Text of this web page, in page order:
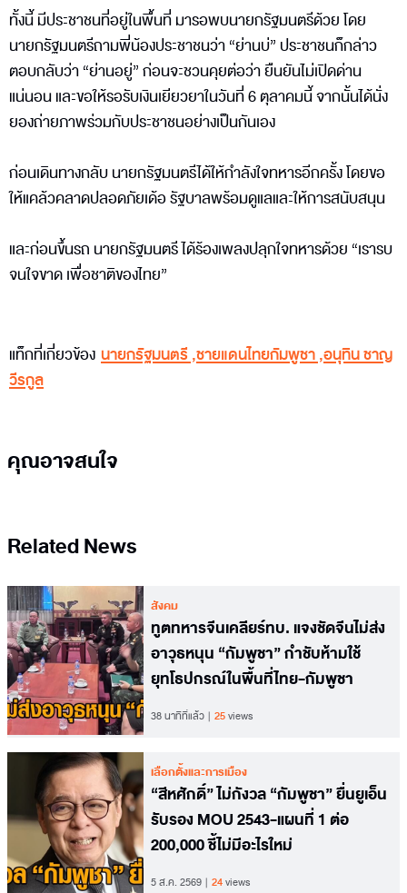
ทั้งนี้ มีประชาชนที่อยู่ในพื้นที่ มารอพบนายกรัฐมนตรีด้วย โดย
นายกรัฐมนตรีถามพี่น้องประชาชนว่า “ย่านบ่” ประชาชนก็กล่าว
ตอบกลับว่า “ย่านอยู่” ก่อนจะชวนคุยต่อว่า ยืนยันไม่เปิดด่าน
แน่นอน และขอให้รอรับเงินเยียวยาในวันที่ 6 ตุลาคมนี้ จากนั้นได้นั่ง
ยองถ่ายภาพร่วมกับประชาชนอย่างเป็นกันเอง
ก่อนเดินทางกลับ นายกรัฐมนตรีได้ให้กำลังใจทหารอีกครั้ง โดยขอ
ให้แคล้วคลาดปลอดภัยเด้อ รัฐบาลพร้อมดูแลและให้การสนับสนุน
และก่อนขึ้นรถ นายกรัฐมนตรี ได้ร้องเพลงปลุกใจทหารด้วย “เรารบ
จนใจขาด เพื่อชาติของไทย”
แท็กที่เกี่ยวข้อง นายกรัฐมนตรี,ชายแดนไทยกัมพูชา,อนุทิน ​ชาญ
วีรกูล
คุณอาจสนใจ
Related News
สังคม
ทูตทหารจีนเคลียร์ทบ. แจงชัดจีนไม่ส่ง
อาวุธหนุน “กัมพูชา” กำชับห้ามใช้
ยุทโธปกรณ์ในพื้นที่ไทย-กัมพูชา
38 นาทีที่แล้ว 25views
เลือกตั้งและการเมือง
“สีหศักดิ์” ไม่กังวล “กัมพูชา” ยื่นยูเอ็น
รับรอง MOU 2543-แผนที่ 1 ต่อ
200,000 ชี้ไม่มีอะไรใหม่
5 ส.ค. 2569 24views